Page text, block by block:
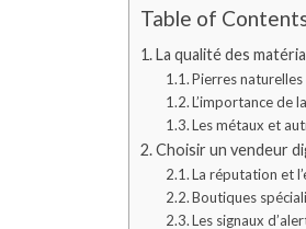
Table of
La qualité des
Pierres
L’importance de
Les métaux et
Choisir un vendeur
La réputation et
Boutiques
Les signaux